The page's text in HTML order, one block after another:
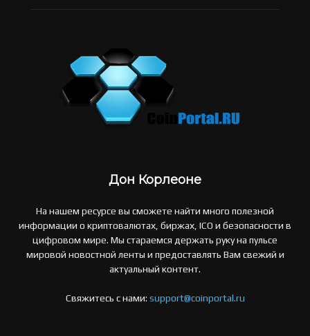
Дон Корлеоне
На нашем ресурсе вы сможете найти много полезной
информации о криптовалютах, биржах, ICO и безопасности в
цифровом мире. Мы стараемся держать руку на пульсе
мировой новостной ленты и предоставлять Вам свежий и
актуальный контент.
Свяжитесь с нами: support@coinportal.ru